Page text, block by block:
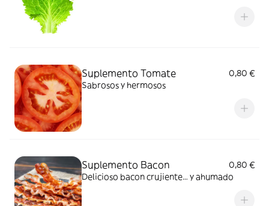
Suplemento Tomate
0,80 €
Sabrosos y hermosos
Suplemento Bacon
0,80 €
Delicioso bacon crujiente… y ahumado